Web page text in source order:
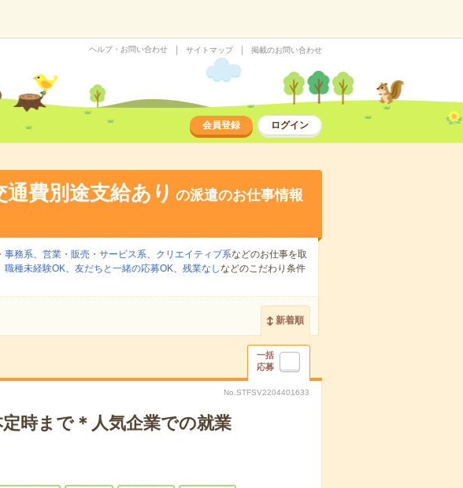
ヘルプ・お問い合わせ サイトマップ 掲載のお問い合わせ
会員登録 ログイン
通費別途支給あり の派遣のお仕事情報
事務系、 営業・販売・サービス系、 クリエイティブ系などのお仕事を取
職種未経験OK、 友だちと一緒の応募OK、 残業なしなどのこだわり条件
新着順
一括
応募
No.STFSV2204401633
時まで＊人気企業での就業